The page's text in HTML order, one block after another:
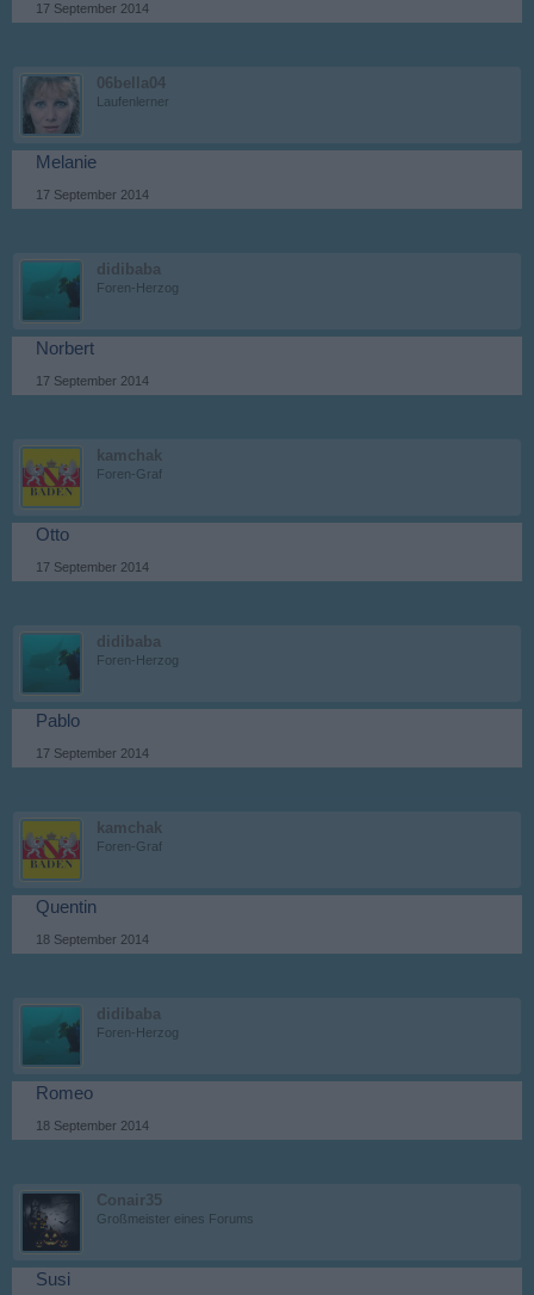
17 September 2014
06bella04
Laufenlerner
Melanie
17 September 2014
didibaba
Foren-Herzog
Norbert
17 September 2014
kamchak
Foren-Graf
Otto
17 September 2014
didibaba
Foren-Herzog
Pablo
17 September 2014
kamchak
Foren-Graf
Quentin
18 September 2014
didibaba
Foren-Herzog
Romeo
18 September 2014
Conair35
Großmeister eines Forums
Susi